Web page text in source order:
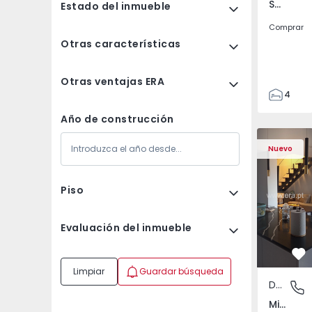
Estado del inmueble
Otras características
Otras ventajas ERA
Año de construcción
Piso
Evaluación del inmueble
Limpiar Guardar búsqueda
Sá Carneiro, Bragança
Comprar
4
2
Nuevo
Dúplex T3 Mirandela
Dúplex T3
Dúplex
Mirandela, Bragança